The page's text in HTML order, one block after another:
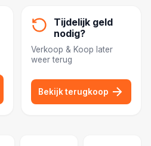
Tijdelijk geld
nodig?
Verkoop & Koop later
weer terug
Bekijk terugkoop